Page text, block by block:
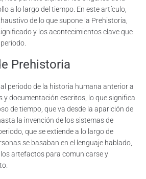
a lo largo del tiempo. En este artículo,
de lo que supone la Prehistoria,
y los acontecimientos clave que
Prehistoria
periodo de la historia humana anterior a
y documentación escritos, lo que significa
de tiempo, que va desde la aparición de
la invención de los sistemas de
que se extiende a lo largo de
se basaban en el lenguaje hablado,
artefactos para comunicarse y